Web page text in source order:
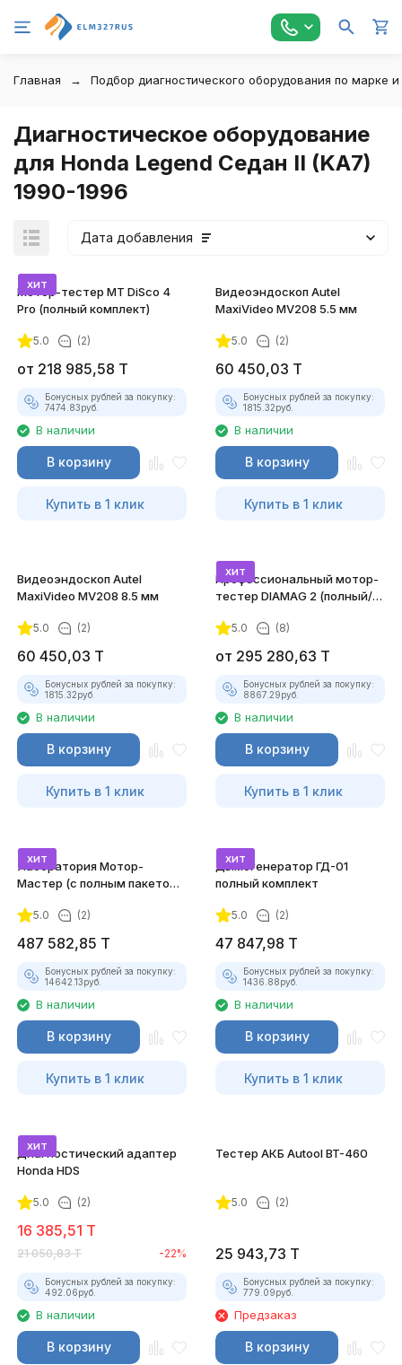
Главная Подбор диагностического оборудования по марке
Диагностическое оборудование
для Honda Legend Седан II (KA7)
1990-1996
Дата добавления
хит
Мотор-тестер MT DiSco 4
Pro (полный комплект)
5.0 (2)
от 218 985,58 T
Бонусных рублей за покупку:
7474.83руб.
В наличии
В корзину
Купить в 1 клик
Видеоэндоскоп Autel
MaxiVideo MV208 5.5 мм
5.0 (2)
60 450,03 T
Бонусных рублей за покупку:
1815.32руб.
В наличии
В корзину
Купить в 1 клик
Видеоэндоскоп Autel
MaxiVideo MV208 8.5 мм
5.0 (2)
60 450,03 T
Бонусных рублей за покупку:
1815.32руб.
В наличии
В корзину
Купить в 1 клик
хит
Профессиональный мотор-
тестер DIAMAG 2 (полный/
5.0 (8)
от 295 280,63 T
Бонусных рублей за покупку:
8867.29руб.
В наличии
В корзину
Купить в 1 клик
хит
Лаборатория Мотор-
Мастер (с полным пакетом
5.0 (2)
487 582,85 T
Бонусных рублей за покупку:
14642.13руб.
В наличии
В корзину
Купить в 1 клик
хит
Дымогенератор ГД-01
полный комплект
5.0 (2)
47 847,98 T
Бонусных рублей за покупку:
1436.88руб.
В наличии
В корзину
Купить в 1 клик
хит
Диагностический адаптер
Honda HDS
5.0 (2)
16 385,51 T
21 050,83 T -22%
Бонусных рублей за покупку:
492.06руб.
В наличии
В корзину
Тестер АКБ Autool BT-460
5.0 (2)
25 943,73 T
Бонусных рублей за покупку:
779.09руб.
Предзаказ
В корзину